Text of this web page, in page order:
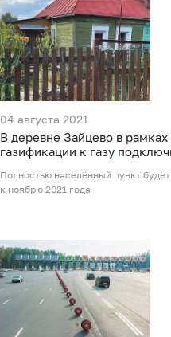
04 августа 2021
В деревне Зайцево в
газификации к газу
Полностью населённый пункт
к ноябрю 2021 года